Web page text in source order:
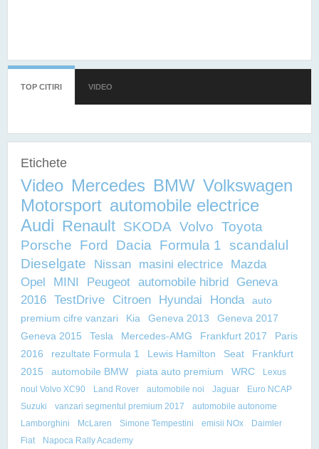
TOP CITIRI (TAB ACTIV)
VIDEO
Etichete
Video Mercedes BMW Volkswagen
Motorsport automobile electrice
Audi Renault SKODA Volvo Toyota
Porsche
Ford Dacia Formula 1 scandalul
Dieselgate
Nissan masini electrice
Mazda
Opel
MINI Peugeot automobile hibrid
Geneva
2016 TestDrive Citroen Hyundai Honda
auto
premium cifre vanzari
Kia Geneva 2013
Geneva 2017
Geneva 2015
Tesla Mercedes-AMG Frankfurt 2017
Paris
2016
rezultate Formula 1 Lewis Hamilton Seat
Frankfurt
2015
automobile BMW piata auto premium WRC
Lexus
noul Volvo XC90
Land Rover automobile noi Jaguar
Euro NCAP
Suzuki
vanzari segmentul premium 2017
automobile autonome
Lamborghini
McLaren Simone Tempestini emisii NOx
Daimler
Fiat
Napoca Rally Academy